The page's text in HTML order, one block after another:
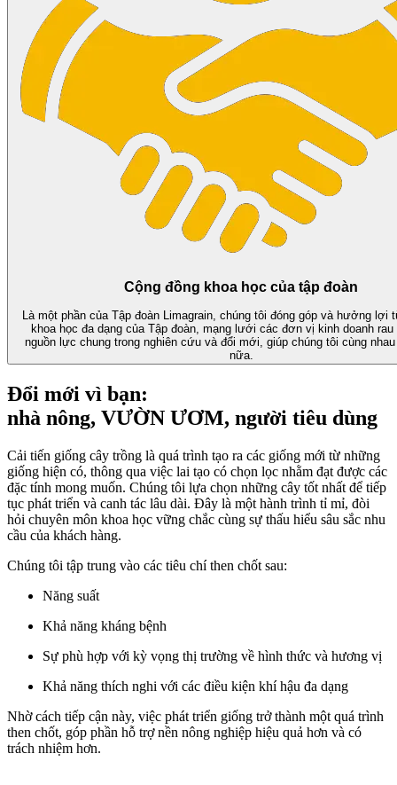
Cộng đồng khoa học của tập đoàn
Là một phần của Tập đoàn Limagrain, chúng tôi đóng góp và hưởng lợi
khoa học đa dạng của Tập đoàn, mạng lưới các đơn vị kinh doanh
nguồn lực chung trong nghiên cứu và đổi mới, giúp chúng tôi cùng
nữa.
Đổi mới vì bạn:
nhà nông, VƯỜN ƯƠM, người tiêu dùng
Cải tiến giống cây trồng là quá trình tạo ra các giống mới từ những
giống hiện có, thông qua việc lai tạo có chọn lọc nhằm đạt được các
đặc tính mong muốn. Chúng tôi lựa chọn những cây tốt nhất để tiếp
tục phát triển và canh tác lâu dài. Đây là một hành trình tỉ mỉ, đòi
hỏi chuyên môn khoa học vững chắc cùng sự thấu hiểu sâu sắc nhu
cầu của khách hàng.
Chúng tôi tập trung vào các tiêu chí then chốt sau:
Năng suất
Khả năng kháng bệnh
Sự phù hợp với kỳ vọng thị trường về hình thức và hương vị
Khả năng thích nghi với các điều kiện khí hậu đa dạng
Nhờ cách tiếp cận này, việc phát triển giống trở thành một quá trình
then chốt, góp phần hỗ trợ nền nông nghiệp hiệu quả hơn và có
trách nhiệm hơn.